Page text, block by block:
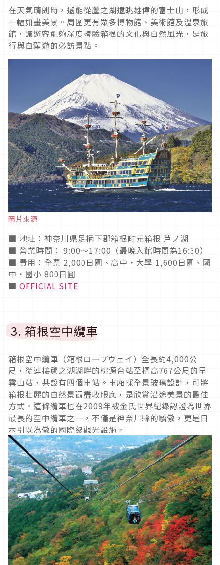
在天氣晴朗時，還能從蘆之湖遠眺雄偉的富士山，形成
一幅如畫美景。周圍更有眾多博物館、美術館及溫泉旅
館，讓遊客能夠深度體驗箱根的文化與自然風光，是旅
行與自駕遊的必訪景點。
圖片來源
■ 地址：神奈川県足柄下郡箱根町元箱根 芦ノ湖
■ 營業時間： 9:00〜17:00（最晚入館時間為16:30）
■ 費用：全票 2,000日圓、高中・大學 1,600日圓、國
中・國小 800日圓
■ OFFICIAL SITE
3. 箱根空中纜車
箱根空中纜車（箱根ロープウェイ）全長約4,000公
尺，從連接蘆之湖湖畔的桃源台站至標高767公尺的早
雲山站，共設有四個車站。車廂採全景玻璃設計，可將
箱根壯麗的自然景觀盡收眼底，是欣賞沿途美景的最佳
方式。這條纜車也在2009年被金氏世界紀錄認證為世界
最長的空中纜車之一，不僅是神奈川縣的驕傲，更是日
本引以為傲的國際級觀光設施。